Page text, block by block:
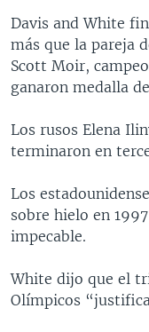
ENTRETENIMIENTO
Davis and White
más que la pareja
Scott Moir,
ganaron medalla
Los rusos Elena
terminaron en
Los
sobre hielo en
impecable.
White dijo que el
Olímpicos